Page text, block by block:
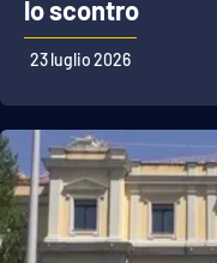
lo scontro
23 luglio 2026